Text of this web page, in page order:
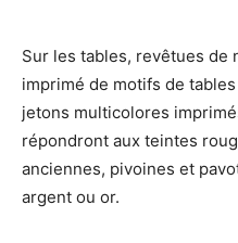
Sur les tables, revêtues de
imprimé de motifs de
jetons multicolores
répondront aux teintes
anciennes, pivoines et
argent ou or.